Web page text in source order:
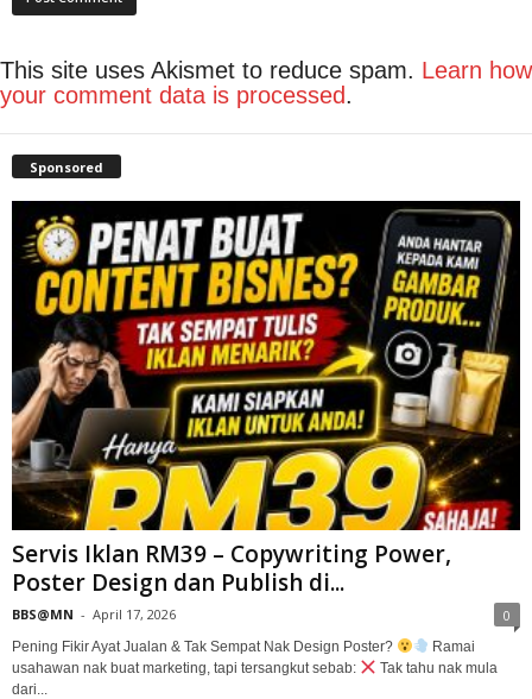
This site uses Akismet to reduce spam. Learn how
your comment data is processed.
Sponsored
Servis Iklan RM39 – Copywriting Power,
Poster Design dan Publish di...
BBS@MN - April 17, 2026 0
Pening Fikir Ayat Jualan & Tak Sempat Nak Design Poster?
Ramai
usahawan nak buat marketing, tapi tersangkut sebab:
Tak tahu nak mula
dari...